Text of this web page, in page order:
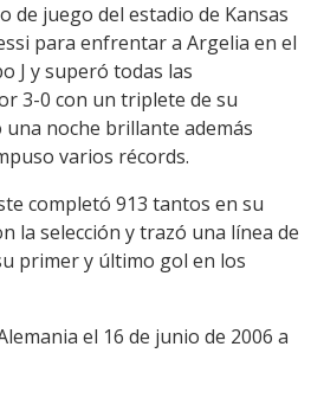
de juego del estadio de Kansas
para enfrentar a Argelia en el
J y superó todas las
3-0 con un triplete de su
noche brillante además
varios récords.
completó 913 tantos en su
la selección y trazó una línea de
primer y último gol en los
el 16 de junio de 2006 a